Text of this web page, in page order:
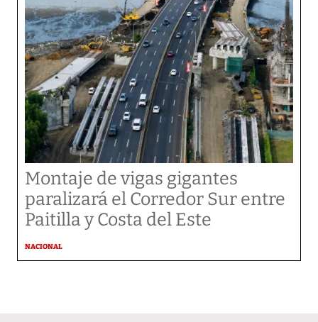
Montaje de vigas gigantes
paralizará el Corredor Sur entre
Paitilla y Costa del Este
NACIONAL